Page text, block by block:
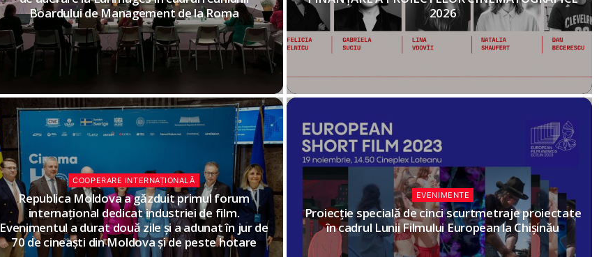
Boardului de Management de la Roma
2026
COOPERARE INTERNAȚIONALĂ
Republica Moldova a găzduit primul forum
internațional dedicat industriei de film.
Evenimentul a durat două zile și a adunat în jur de
70 de cineaști din Moldova și de peste hotare
EVENIMENTE
Proiecție specială de cinci scurtmetraje proiectate
în cadrul Lunii Filmului European la Chișinău